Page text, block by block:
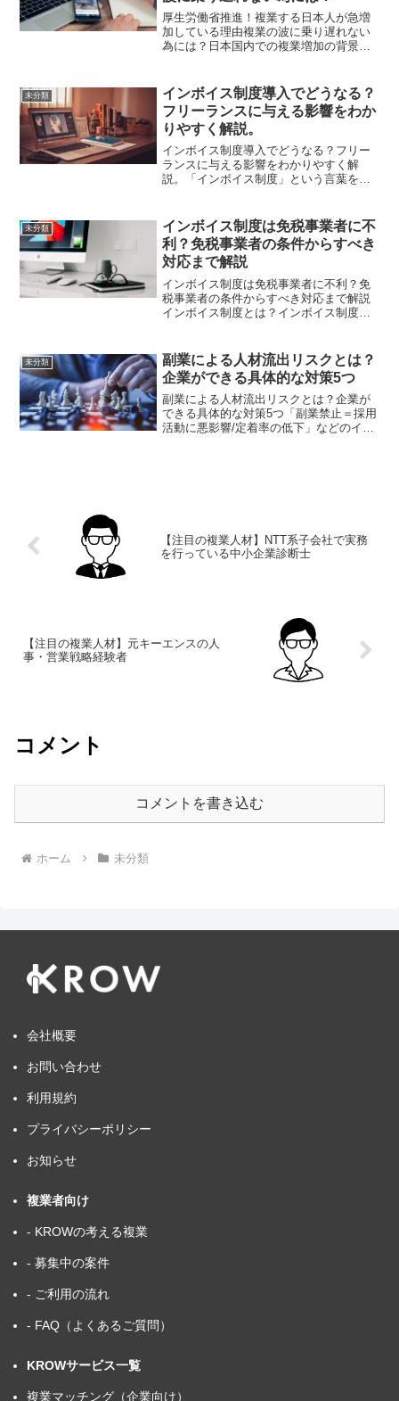
厚生労働省推進！複業する日本人が急増
加している理由複業の波に乗り遅れない
為には？日本国内での複業増加の背景近
当たり前のように行われている複業・副
業ですが、どうして日本で...
未分類
インボイス制度導入でどうなる？
フリーランスに与える影響をわか
りやすく解説。
インボイス制度導入でどうなる？フリー
ランスに与える影響をわかりやすく解
説。「インボイス制度」という言葉をご
も増えたように感じます。インボイス制
度とは、消費税の処理や納付...
未分類
インボイス制度は免税事業者に不
利？免税事業者の条件からすべき
対応まで解説
インボイス制度は免税事業者に不利？免
税事業者の条件からすべき対応まで解説
インボイス制度とは？インボイス制度と
れに係る消費税は無条件で控除されてき
ました。しかし、現在の消...
未分類
副業による人材流出リスクとは？
企業ができる具体的な対策5つ
副業による人材流出リスクとは？企業が
できる具体的な対策5つ「副業禁止＝採用
活動に悪影響/定着率の低下」などのイメ
【注目の複業人材】NTT系子会社で実務
を行っている中小企業診断士
【注目の複業人材】元キーエンスの人
事・営業戦略経験者
コメント
コメントを書き込む
ホーム 未分類
会社概要
お問い合わせ
利用規約
プライバシーポリシー
お知らせ
複業者向け
- KROWの考える複業
- 募集中の案件
- ご利用の流れ
- FAQ（よくあるご質問）
KROWサービス一覧
複業マッチング（企業向け）